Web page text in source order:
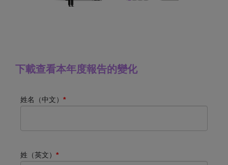
下載查看本年度報告的變化
姓名（中文） *
姓（英文） *